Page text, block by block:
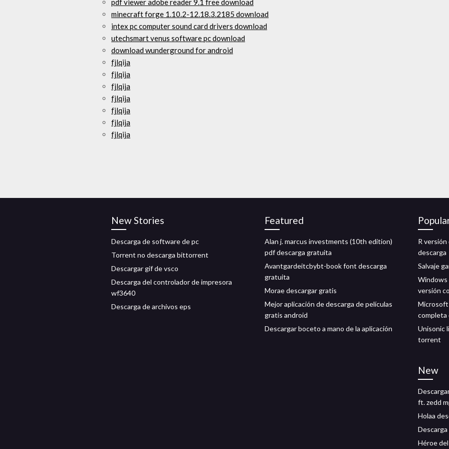
pdf viewer adobe reader 9.1 free download
minecraft forge 1.10.2-12.18.3.2185 download
intex pc computer sound card drivers download
utechsmart venus software pc download
download wunderground for android
fjlqija
fjlqija
fjlqija
fjlqija
fjlqija
fjlqija
fjlqija
New Stories
Descarga de software de pc
Torrent no descarga bittorrent
Descargar gif de vsco
Descarga del controlador de impresora
wf3640
Descarga de archivos eps
Featured
Alan j. marcus investments (10th edition)
pdf descarga gratuita
Avantgardeitcbybt-book font descarga
gratuita
Morae descargar gratis
Mejor aplicación de descarga de películas
gratis android
Descargar boceto a mano de la aplicación
R
descarga
Salvaje
Windows
versión
Microsoft
completa
Unisonic
torrent
New
ft. zedd
Holaa
Héroe